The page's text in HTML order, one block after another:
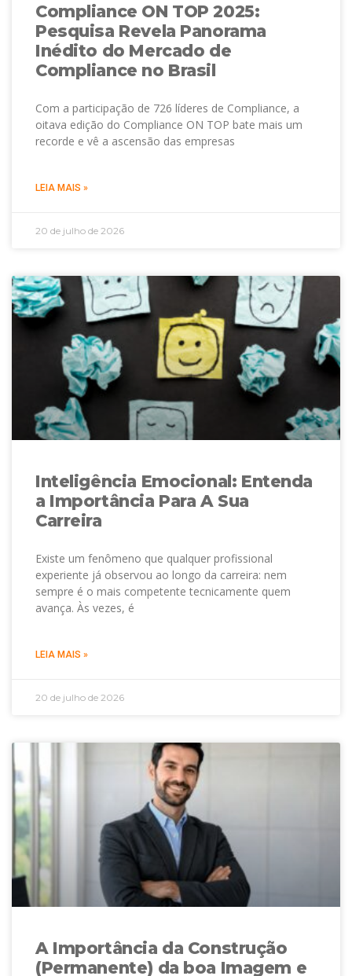
Compliance ON TOP 2025:
Pesquisa Revela Panorama
Inédito do Mercado de
Compliance no Brasil
Com a participação de 726 líderes de Compliance, a
oitava edição do Compliance ON TOP bate mais um
recorde e vê a ascensão das empresas
LEIA MAIS »
20 de julho de 2026
Inteligência Emocional: Entenda
a Importância Para A Sua
Carreira
Existe um fenômeno que qualquer profissional
experiente já observou ao longo da carreira: nem
sempre é o mais competente tecnicamente quem
avança. Às vezes, é
LEIA MAIS »
20 de julho de 2026
A Importância da Construção
(Permanente) da boa Imagem e